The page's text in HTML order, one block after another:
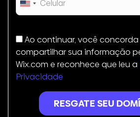
United
States
Ao continuar, você concorda
compartilhar sua informação
Wix.com e reconhece que leu a
Privacidade
RESGATE SEU